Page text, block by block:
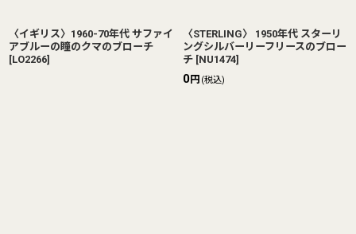
〈イギリス〉1960-70年代 サファイ
アブルーの瞳のクマのブローチ
[LO2266]
〈STERLING〉 1950年代 スターリ
ングシルバーリーフリースのブロー
チ [NU1474]
0円 (税込)